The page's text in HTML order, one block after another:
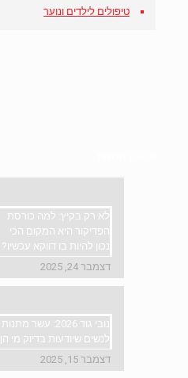
טיפולים לילדים ונוער
לא רק בקיץ: למה כורסת
הפדיקור היא המקום הכי
נכון להיות בו דווקא עכשיו?
דצמבר 24, 2025
נובי גוד 2026: עשר מתנות
לנשים שיודעות בדיוק מי הן
דצמבר 15, 2025